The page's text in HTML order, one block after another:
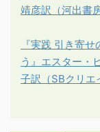
靖彦訳（河出書
『実践 引き寄
う』エスター・
子訳（SBクリエ